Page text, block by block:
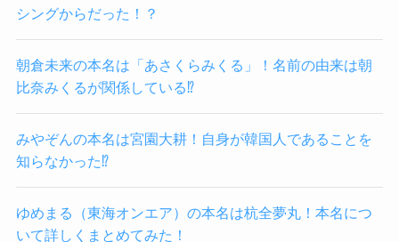
シングからだった！？
朝倉未来の本名は「あさくらみくる」！名前の由来は朝
比奈みくるが関係している⁉
みやぞんの本名は宮園大耕！自身が韓国人であることを
知らなかった⁉
ゆめまる（東海オンエア）の本名は杭全夢丸！本名につ
いて詳しくまとめてみた！